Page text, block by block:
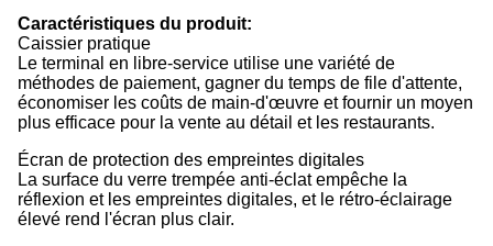
Caractéristiques du produit:
Caissier pratique
Le terminal en libre-service utilise une variété de
méthodes de paiement, gagner du temps de file d'attente,
économiser les coûts de main-d'œuvre et fournir un moyen
plus efficace pour la vente au détail et les restaurants.
Écran de protection des empreintes digitales
La surface du verre trempée anti-éclat empêche la
réflexion et les empreintes digitales, et le rétro-éclairage
élevé rend l'écran plus clair.